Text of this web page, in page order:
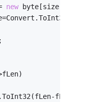
new byte[size];
;
fPos);